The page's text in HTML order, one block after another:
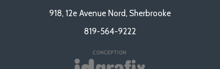
918, 12e Avenue Nord, Sherbrooke
819-564-9222